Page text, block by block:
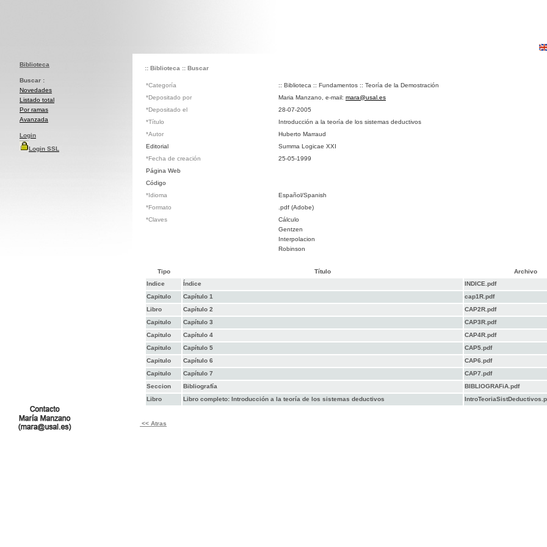
Biblioteca
Buscar :
Novedades
Listado total
Por ramas
Avanzada
Login
Login SSL
:: Biblioteca :: Buscar
*Categoría
:: Biblioteca :: Fundamentos :: Teoría de la Demostración
*Depositado por
Maria Manzano, e-mail: mara@usal.es
*Depositado el
28-07-2005
*Título
Introducción a la teoría de los sistemas deductivos
*Autor
Huberto Marraud
Editorial
Summa Logicae XXI
*Fecha de creación
25-05-1999
Página Web
Código
*Idioma
Español/Spanish
*Formato
.pdf (Adobe)
*Claves
Cálculo
Gentzen
Interpolacion
Robinson
Tipo Título
Archivo
Indice
Índice
INDICE.pdf
Capitulo
Capítulo 1
cap1R.pdf
Libro
Capítulo 2
CAP2R.pdf
Capitulo
Capítulo 3
CAP3R.pdf
Capitulo
Capítulo 4
CAP4R.pdf
Capitulo
Capítulo 5
CAP5.pdf
Capitulo
Capítulo 6
CAP6.pdf
Capitulo
Capítulo 7
CAP7.pdf
Seccion
Bibliografía
BIBLIOGRAFiA.pdf
Libro
Libro completo: Introducción a la teoría de los sistemas deductivos
<< Atras